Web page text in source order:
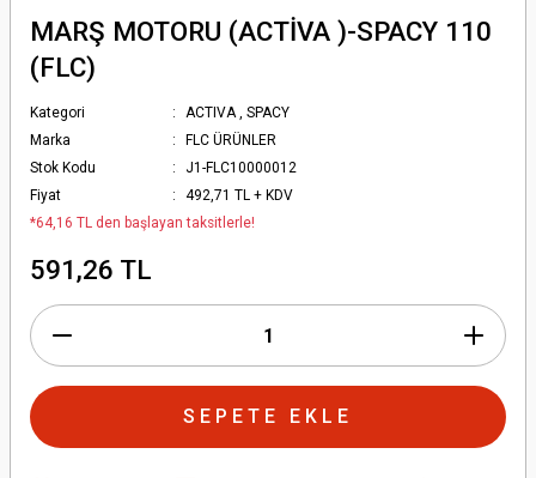
MARŞ MOTORU (ACTİVA )-SPACY 110
(FLC)
Kategori ACTIVA ,SPACY
Marka
FLC ÜRÜNLER
Stok Kodu
J1-FLC10000012
Fiyat
492,71 TL + KDV
*64,16 TL den başlayan taksitlerle!
591,26 TL
SEPETE EKLE